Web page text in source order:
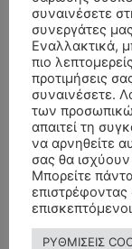
Διαβάστε
10/5/2026 –
συναινέσετε
συνεργάτες
Εναλλακτικά,
πιο
προτιμήσεις
συναινέσετε.
των
απαιτεί τη
να αρνηθείτε
σας θα
Μπορείτε
ΡΥΘΜΙΣΕΙΣ